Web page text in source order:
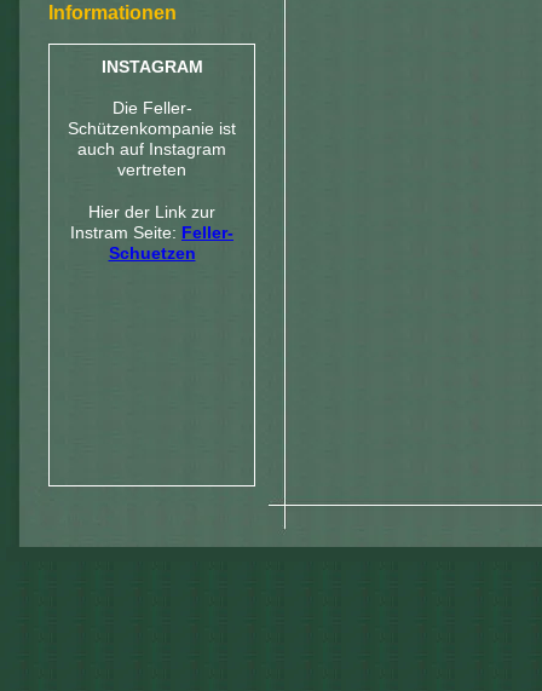
Informationen
INSTAGRAM
Die Feller-
Schützenkompanie ist
auch auf Instagram
vertreten
Hier der Link zur
Instram Seite: Feller-
Schuetzen